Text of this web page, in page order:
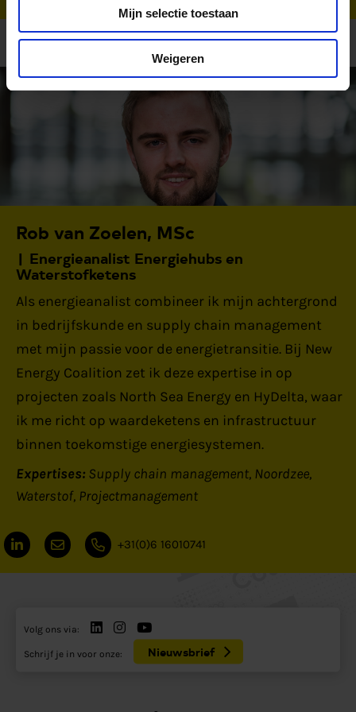
Mijn selectie toestaan
Weigeren
Rob van Zoelen, MSc
Energieanalist Energiehubs en
Waterstofketens
Als energieanalist combineer ik mijn achtergrond
in bedrijfskunde en supply chain management
met mijn passie voor de energietransitie. Bij New
Energy Coalition zet ik deze expertise in op
projecten zoals North Sea Energy en HyDelta, waar
ik me richt op waardeketens en infrastructuur
binnen toekomstige energiesystemen.
Expertises: Supply chain management Noordzee
Waterstof Projectmanagement
+31(0)6 16010741
Volg ons via:
Schrijf je in voor onze: Nieuwsbrief